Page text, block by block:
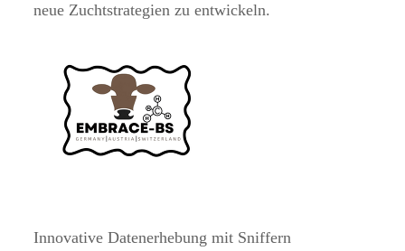
neue Zuchtstrategien zu entwickeln.
Innovative Datenerhebung mit Sniffern